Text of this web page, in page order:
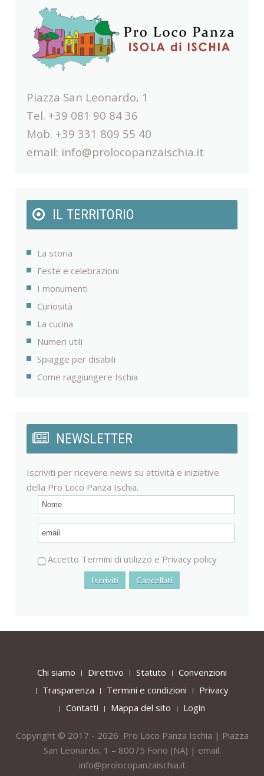
Piazza San Leonardo, 1
Tel. +39 081 90 84 36
Mob. +39 331 809 55 40
email: info@prolocopanzaischia.it
IL TERRITORIO
La storia
Feste e celebrazioni
I monumenti
Curiosità
La cucina
Numeri utili
Spiagge per disabili
Come raggiungere Ischia
NEWSLETTER
Iscriviti per ricevere news su attività e iniziative
della Pro Loco Panza Ischia.
Accetto Termini di utilizzo e Privacy policy
Chi siamo Direttivo Statuto
Convenzioni
Trasparenza
Termini e condizioni
Privacy
Contatti
Mappa del sito Login
Copyright © 2017 - 2026 Pro Loco Panza Ischia | Piazza
San Leonardo, 1 – 80075 Forio (NA) | email:
info@prolocopanzaischia.it